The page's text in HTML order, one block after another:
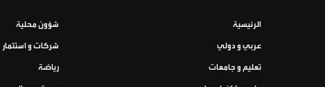
الرئيسية شؤون محلية
عربي و دولي شركات و استثمار
تعليم و جامعات رياضة